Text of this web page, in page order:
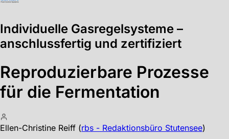
Individuelle Gasregelsysteme –
anschlussfertig und zertifiziert
Reproduzierbare Prozesse
für die Fermentation
Ellen-Christine Reiff (rbs - Redaktionsbüro Stutensee)